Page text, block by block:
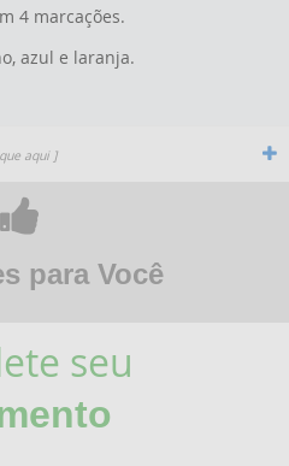
4 marcações.
azul e laranja.
aqui ]
para Você
seu